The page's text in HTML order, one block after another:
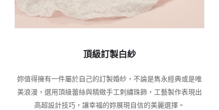
頂級訂製白紗
妳值得擁有一件屬於自己的訂製婚紗，不論是雋永經典或是唯
美浪漫，選用頂級蕾絲與精緻手工刺繡珠飾，工藝製作表現出
高超設計技巧，讓幸福的妳展現自信的美麗選擇。